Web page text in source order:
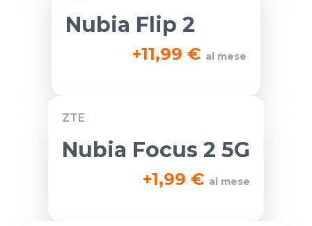
Nubia Flip 2
+11,99 € al mese
ZTE
Nubia Focus 2 5G
+1,99 € al mese